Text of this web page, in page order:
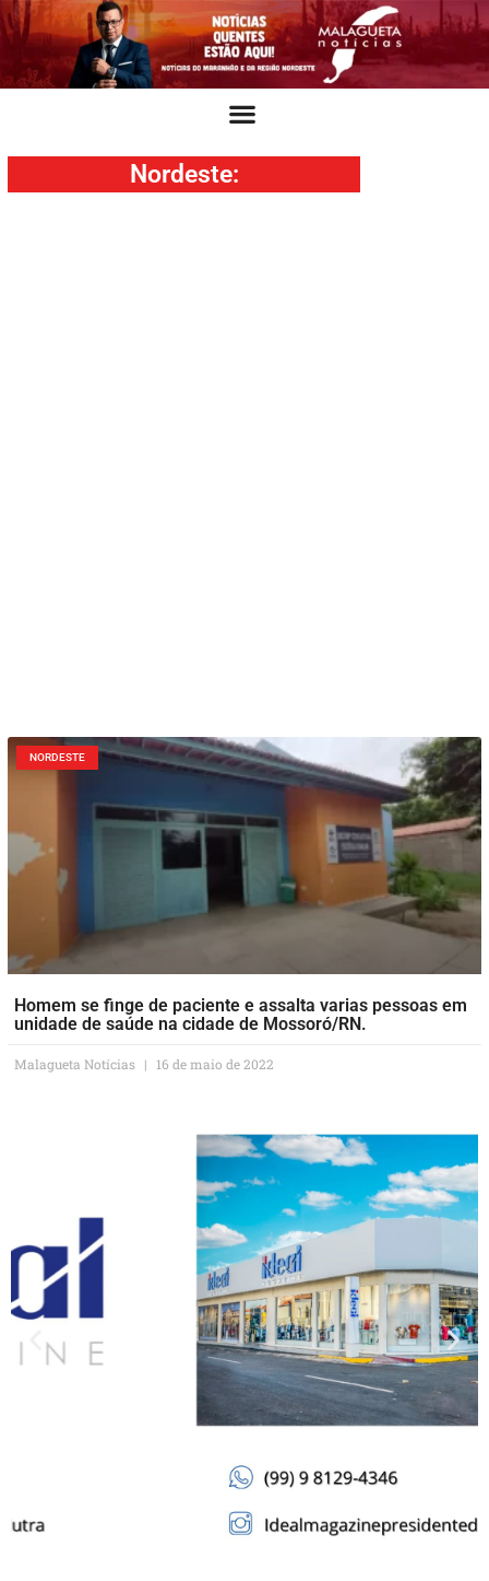
Nordeste:
NORDESTE
Homem se finge de paciente e assalta varias pessoas em
unidade de saúde na cidade de Mossoró/RN.
Malagueta Notícias 16 de maio de 2022